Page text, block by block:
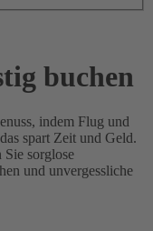
buchen
indem Flug und
spart Zeit und Geld.
Sie sorglose
und unvergessliche